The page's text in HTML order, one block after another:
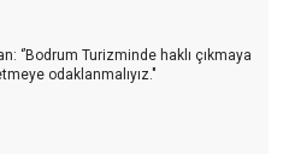
‘’Bodrum Turizminde haklı çıkmaya
odaklanmalıyız."